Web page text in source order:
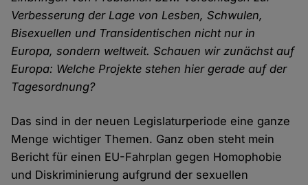
Verbesserung der Lage von Lesben, Schwulen,
Bisexuellen und Transidentischen nicht nur in
Europa, sondern weltweit. Schauen wir zunächst auf
Europa: Welche Projekte stehen hier gerade auf der
Tagesordnung?
Das sind in der neuen Legislaturperiode eine ganze
Menge wichtiger Themen. Ganz oben steht mein
Bericht für einen EU-Fahrplan gegen Homophobie
und Diskriminierung aufgrund der sexuellen